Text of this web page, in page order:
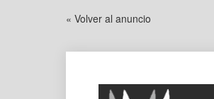
« Volver al anuncio